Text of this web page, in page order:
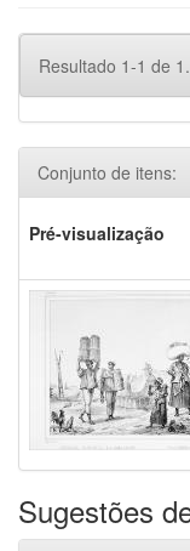
Resultado 1-1 de 1.
Conjunto de itens:
Pré-visualização
Sugestões